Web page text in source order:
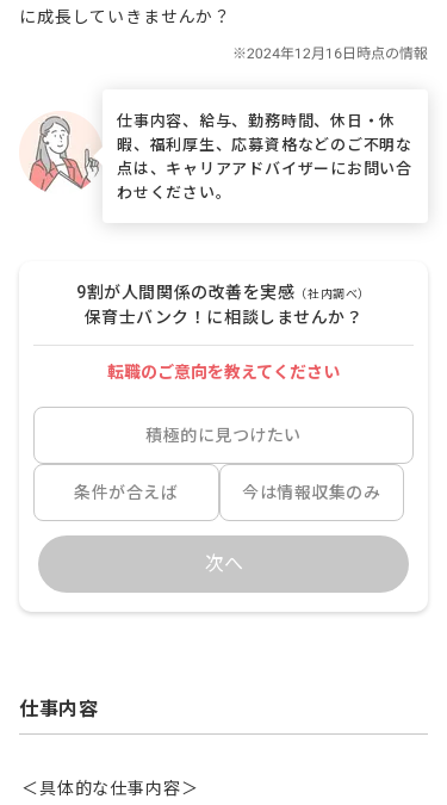
に成長していきませんか？
仕事内容、給与、勤務時間、休日・休
暇、福利厚生、応募資格などのご不明な
点は、キャリアアドバイザーにお問い合
わせください。
9割が人間関係の改善を実感 （社内調べ）
保育士バンク！に相談しませんか？
転職のご意向を教えてください
積極的に見つけたい
条件が合えば 今は情報収集のみ
次へ
仕事内容
＜具体的な仕事内容＞